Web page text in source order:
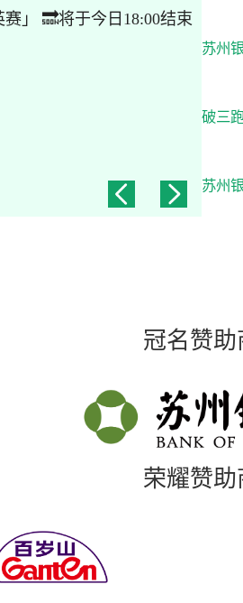
」 🔜将于今日18:00结束
苏州
破三
苏州
冠名赞助
荣耀赞助